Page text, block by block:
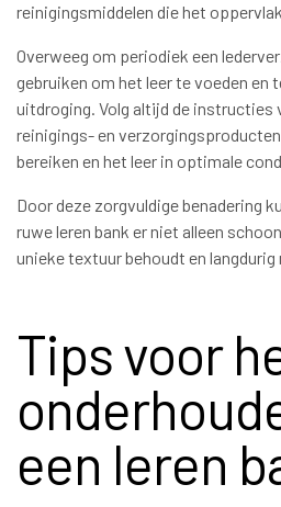
reinigingsmiddelen die het
Overweeg om periodiek een
gebruiken om het leer te voeden en
uitdroging. Volg altijd de instructies
reinigings- en
bereiken en het leer in optimale
Door deze zorgvuldige benadering
ruwe leren bank er niet alleen
unieke textuur behoudt en
Tips voor
een leren